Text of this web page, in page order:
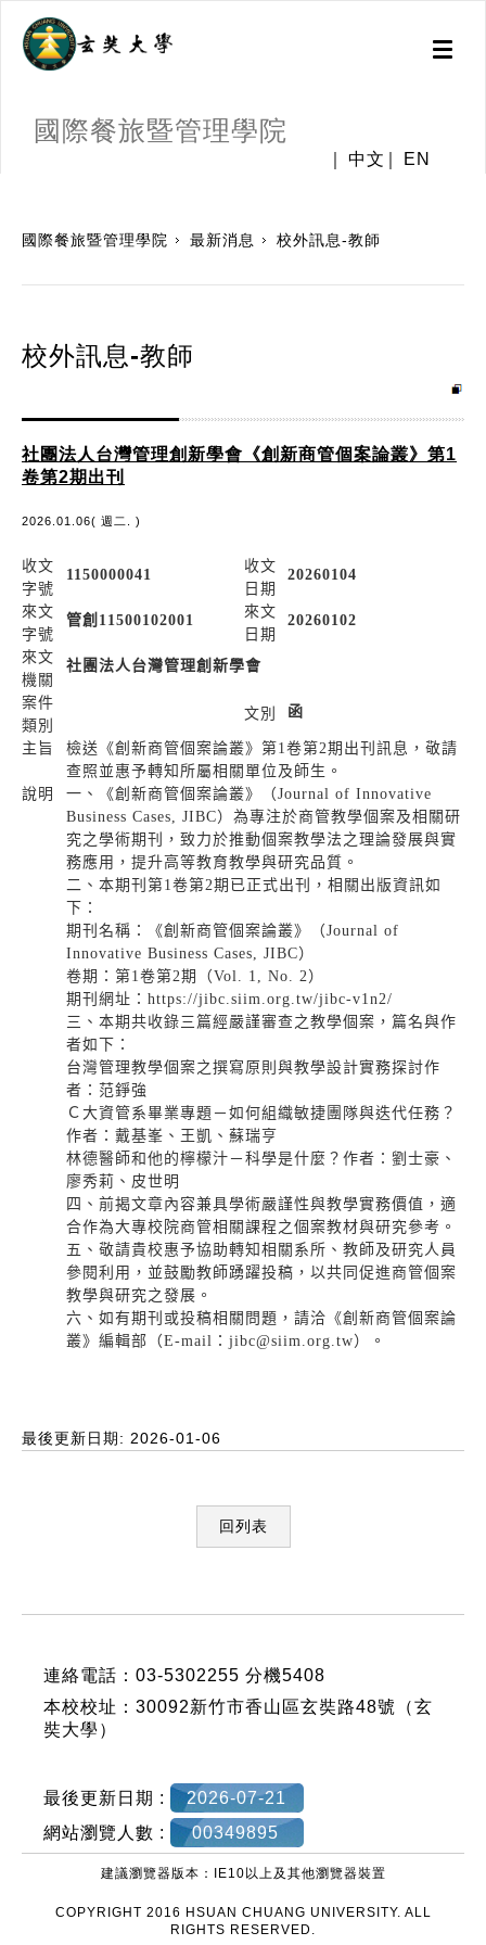
Toggle
國際餐旅暨管理學院
中文 EN
國際餐旅暨管理學院 最新消息 校外訊息-教師
校外訊息-教師
社團法人台灣管理創新學會《創新商管個案論叢》第1
卷第2期出刊
2026.01.06( 週二. )
收文
字號
1150000041
收文
日期
20260104
來文
字號
管創11500102001
來文
日期
20260102
來文
機關
社團法人台灣管理創新學會
案件
類別
文別 函
主旨
檢送《創新商管個案論叢》第1卷第2期出刊訊息，敬請
查照並惠予轉知所屬相關單位及師生。
說明
一、《創新商管個案論叢》（Journal of Innovative
Business Cases, JIBC）為專注於商管教學個案及相關研
究之學術期刊，致力於推動個案教學法之理論發展與實
務應用，提升高等教育教學與研究品質。
二、本期刊第1卷第2期已正式出刊，相關出版資訊如
下：
期刊名稱：《創新商管個案論叢》（Journal of
Innovative Business Cases, JIBC）
卷期：第1卷第2期（Vol. 1, No. 2）
期刊網址：https://jibc.siim.org.tw/jibc-v1n2/
三、本期共收錄三篇經嚴謹審查之教學個案，篇名與作
者如下：
台灣管理教學個案之撰寫原則與教學設計實務探討作
者：范錚強
Ｃ大資管系畢業專題－如何組織敏捷團隊與迭代任務？
作者：戴基峯、王凱、蘇瑞亨
林德醫師和他的檸檬汁－科學是什麼？作者：劉士豪、
廖秀莉、皮世明
四、前揭文章內容兼具學術嚴謹性與教學實務價值，適
合作為大專校院商管相關課程之個案教材與研究參考。
五、敬請貴校惠予協助轉知相關系所、教師及研究人員
參閱利用，並鼓勵教師踴躍投稿，以共同促進商管個案
教學與研究之發展。
六、如有期刊或投稿相關問題，請洽《創新商管個案論
叢》編輯部（E-mail：jibc@siim.org.tw）。
最後更新日期: 2026-01-06
回列表
連絡電話：03-5302255 分機5408
本校校址：30092新竹市香山區玄奘路48號（玄
奘大學）
最後更新日期 :
2026-07-21
網站瀏覽人數 :
00349895
建議瀏覽器版本：IE10以上及其他瀏覽器裝置
COPYRIGHT 2016 HSUAN CHUANG UNIVERSITY. ALL
RIGHTS RESERVED.